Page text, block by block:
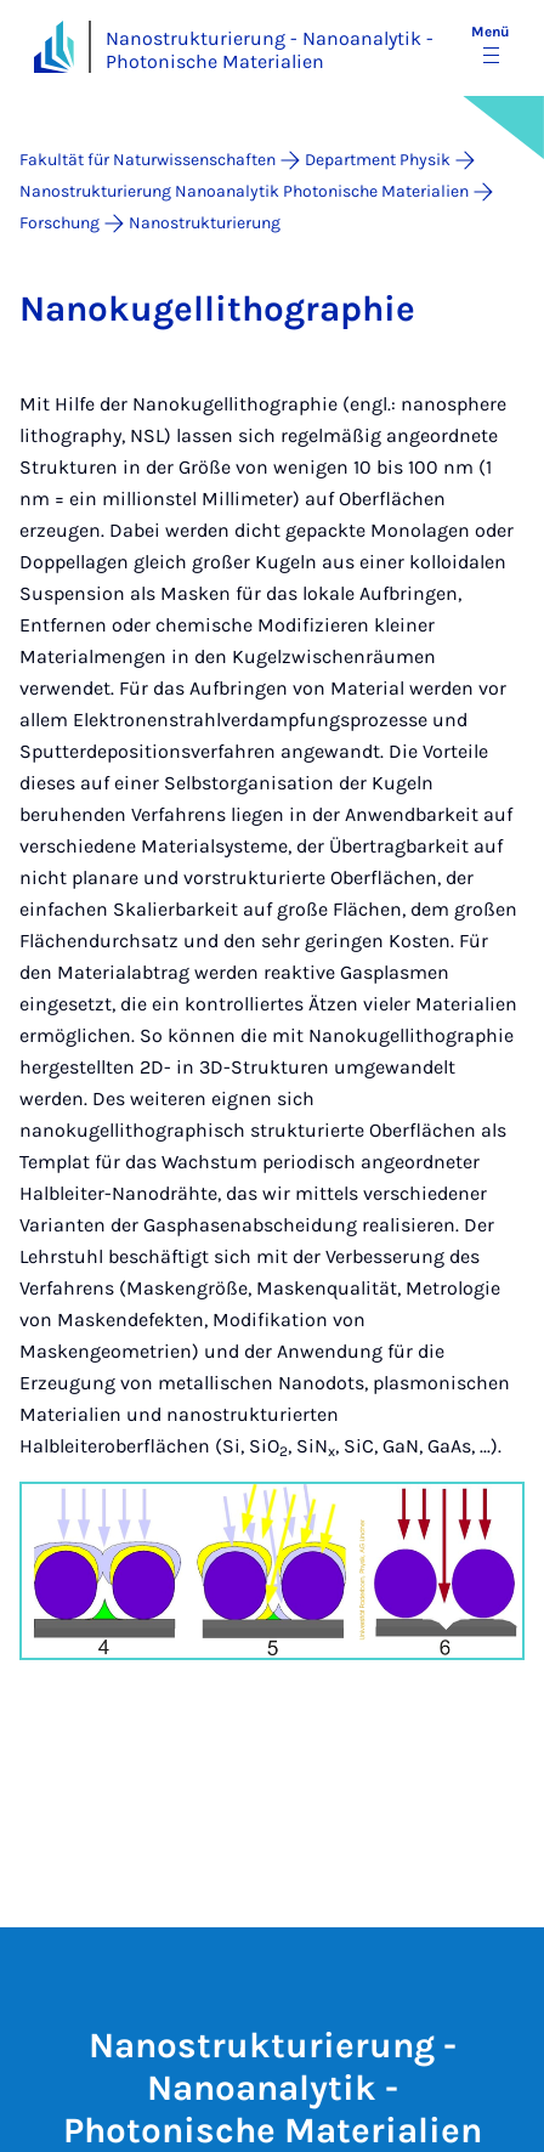
Nanostrukturierung - Nanoanalytik -
Photonische Materialien
Menü
Fakultät für Naturwissenschaften
Department Physik
Nanostrukturierung Nanoanalytik Photonische Materialien
Forschung
Nanostrukturierung
Na­no­ku­gel­li­tho­gra­phie
Mit Hilfe der Nanokugellithographie (engl.: nanosphere
lithography, NSL) lassen sich regelmäßig angeordnete
Strukturen in der Größe von wenigen 10 bis 100 nm (1
nm = ein millionstel Millimeter) auf Oberflächen
erzeugen. Dabei werden dicht gepackte Monolagen oder
Doppellagen gleich großer Kugeln aus einer kolloidalen
Suspension als Masken für das lokale Aufbringen,
Entfernen oder chemische Modifizieren kleiner
Materialmengen in den Kugelzwischenräumen
verwendet. Für das Aufbringen von Material werden vor
allem Elektronenstrahlverdampfungsprozesse und
Sputterdepositionsverfahren angewandt. Die Vorteile
dieses auf einer Selbstorganisation der Kugeln
beruhenden Verfahrens liegen in der Anwendbarkeit auf
verschiedene Materialsysteme, der Übertragbarkeit auf
nicht planare und vorstrukturierte Oberflächen, der
einfachen Skalierbarkeit auf große Flächen, dem großen
Flächendurchsatz und den sehr geringen Kosten. Für
den Materialabtrag werden reaktive Gasplasmen
eingesetzt, die ein kontrolliertes Ätzen vieler Materialien
ermöglichen. So können die mit Nanokugellithographie
hergestellten 2D- in 3D-Strukturen umgewandelt
werden. Des weiteren eignen sich
nanokugellithographisch strukturierte Oberflächen als
Templat für das Wachstum periodisch angeordneter
Halbleiter-Nanodrähte, das wir mittels verschiedener
Varianten der Gasphasenabscheidung realisieren. Der
Lehrstuhl beschäftigt sich mit der Verbesserung des
Verfahrens (Maskengröße, Maskenqualität, Metrologie
von Maskendefekten, Modifikation von
Maskengeometrien) und der Anwendung für die
Erzeugung von metallischen Nanodots, plasmonischen
Materialien und nanostrukturierten
Halbleiteroberflächen (Si, SiO2, SiNx, SiC, GaN, GaAs, ...).
Nanostrukturierung -
Nanoanalytik -
Photonische Materialien